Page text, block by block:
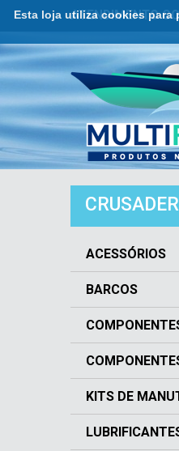
Esta loja utiliza cookies para
ATENDIMENTO
CRUSADER
ACESSÓRIOS
BARCOS
KITS DE